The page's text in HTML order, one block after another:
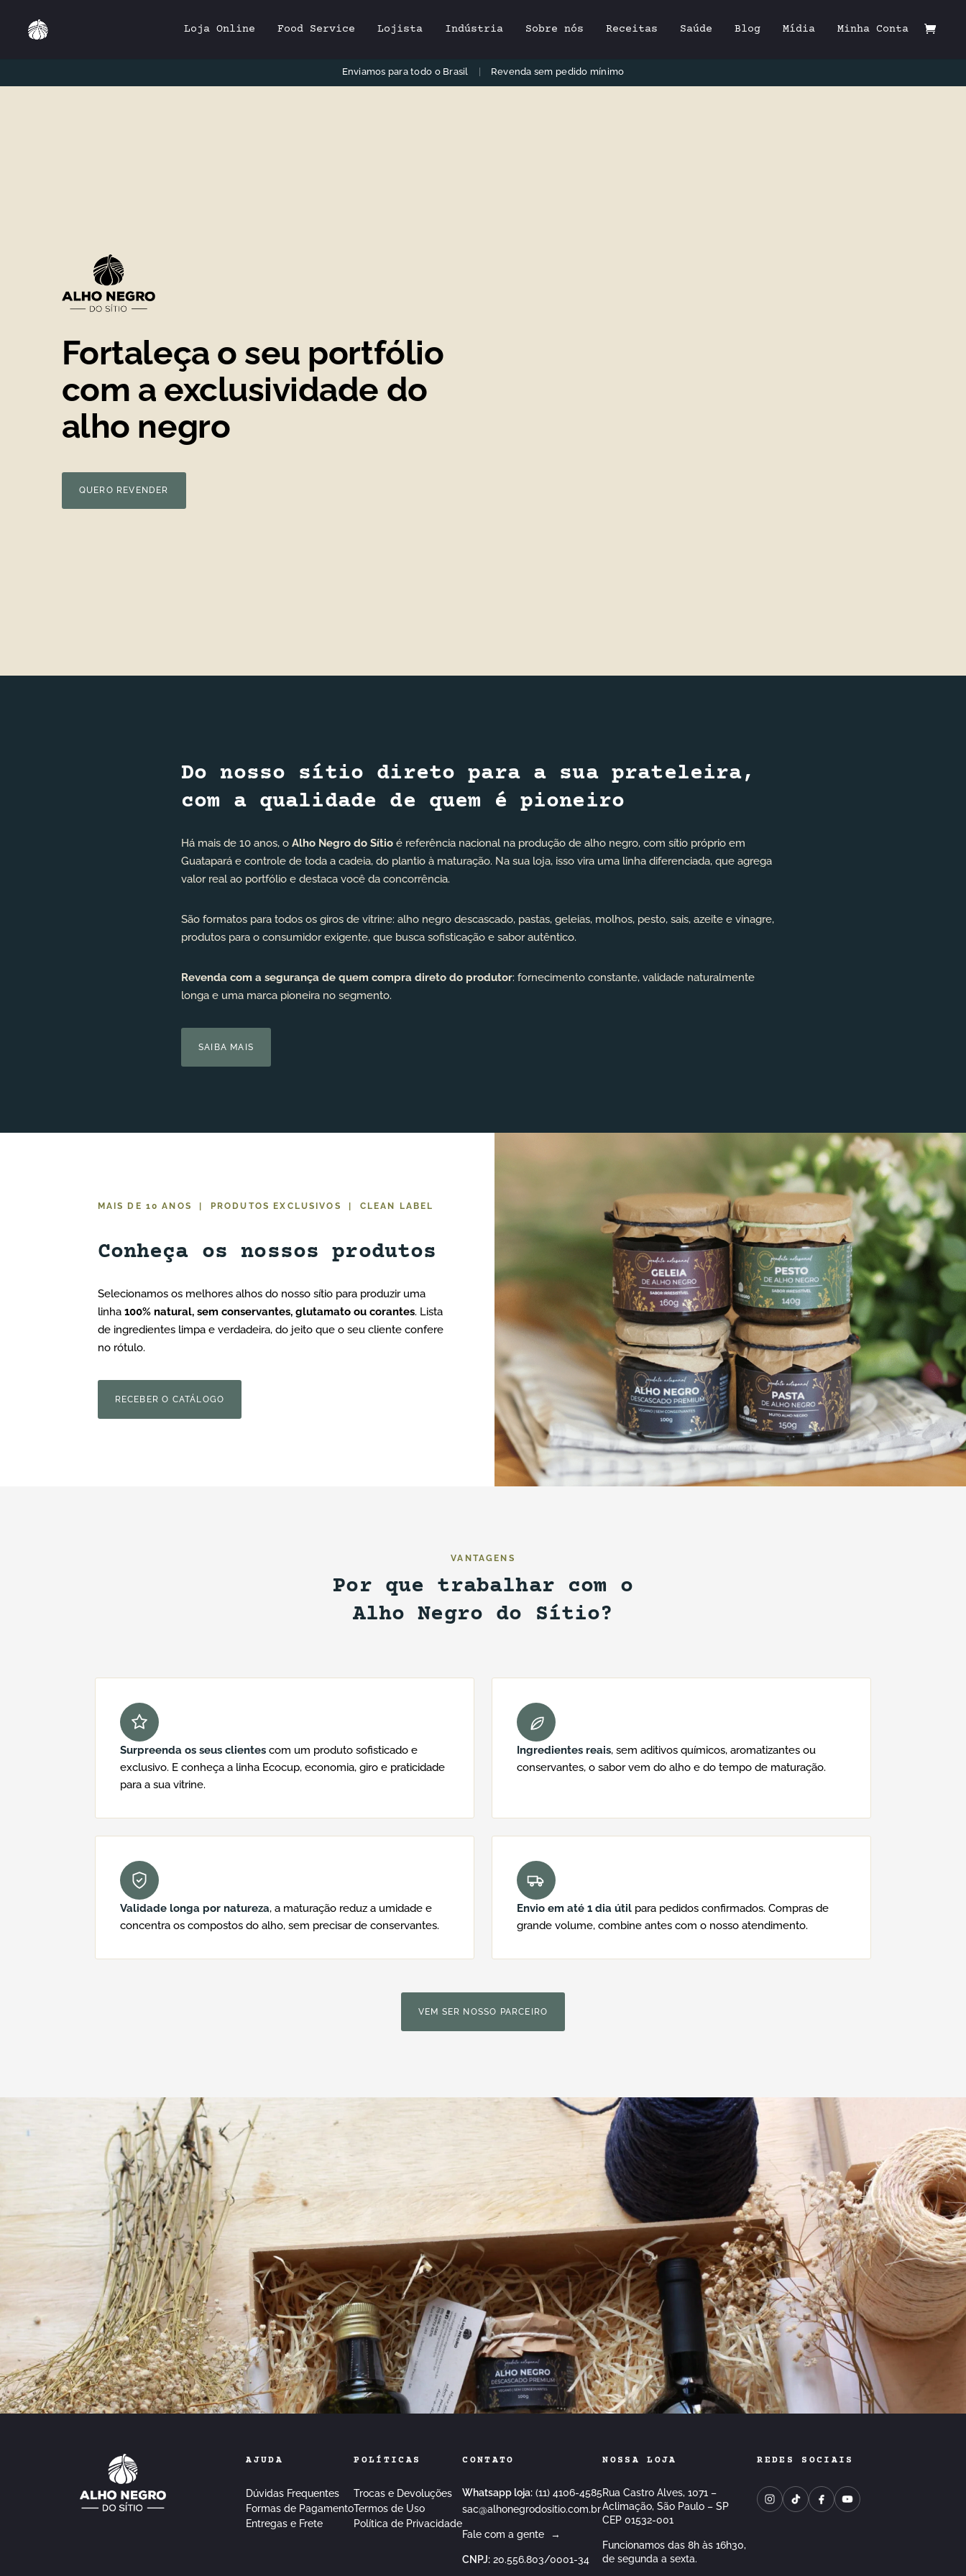
Loja Online Food Service Lojista Indústria Sobre nós Receitas Saúde Blog Mídia Minha Conta
Enviamos para todo o Brasil Revenda sem pedido mínimo
Fortaleça o seu portfólio
com a exclusividade do
alho negro
QUERO REVENDER
Do nosso sítio direto para a sua prateleira,
com a qualidade de quem é pioneiro
Há mais de 10 anos, o Alho Negro do Sítio é referência nacional na produção de alho negro, com sítio próprio em
Guatapará e controle de toda a cadeia, do plantio à maturação. Na sua loja, isso vira uma linha diferenciada, que agrega
valor real ao portfólio e destaca você da concorrência.
São formatos para todos os giros de vitrine: alho negro descascado, pastas, geleias, molhos, pesto, sais, azeite e vinagre,
produtos para o consumidor exigente, que busca sofisticação e sabor autêntico.
Revenda com a segurança de quem compra direto do produtor: fornecimento constante, validade naturalmente
longa e uma marca pioneira no segmento.
SAIBA MAIS
MAIS DE 10 ANOS | PRODUTOS EXCLUSIVOS | CLEAN LABEL
Conheça os nossos produtos
Selecionamos os melhores alhos do nosso sítio para produzir uma
linha 100% natural, sem conservantes, glutamato ou corantes. Lista
de ingredientes limpa e verdadeira, do jeito que o seu cliente confere
no rótulo.
RECEBER O CATÁLOGO
VANTAGENS
Por que trabalhar com o
Alho Negro do Sítio?
Surpreenda os seus clientes com um produto sofisticado e
exclusivo. E conheça a linha Ecocup, economia, giro e praticidade
para a sua vitrine.
Ingredientes reais, sem aditivos químicos, aromatizantes ou
conservantes, o sabor vem do alho e do tempo de maturação.
Validade longa por natureza, a maturação reduz a umidade e
concentra os compostos do alho, sem precisar de conservantes.
Envio em até 1 dia útil para pedidos confirmados. Compras de
grande volume, combine antes com o nosso atendimento.
VEM SER NOSSO PARCEIRO
AJUDA
Dúvidas Frequentes
Formas de Pagamento
Entregas e Frete
POLÍTICAS
Trocas e Devoluções
Termos de Uso
Política de Privacidade
CONTATO
Whatsapp loja: (11) 4106-4585
sac@alhonegrodositio.com.br
Fale com a gente →
CNPJ: 20.556.803/0001-34
NOSSA LOJA
Rua Castro Alves, 1071 –
Aclimação, São Paulo – SP
CEP 01532-001
Funcionamos das 8h às 16h30,
de segunda a sexta.
REDES SOCIAIS